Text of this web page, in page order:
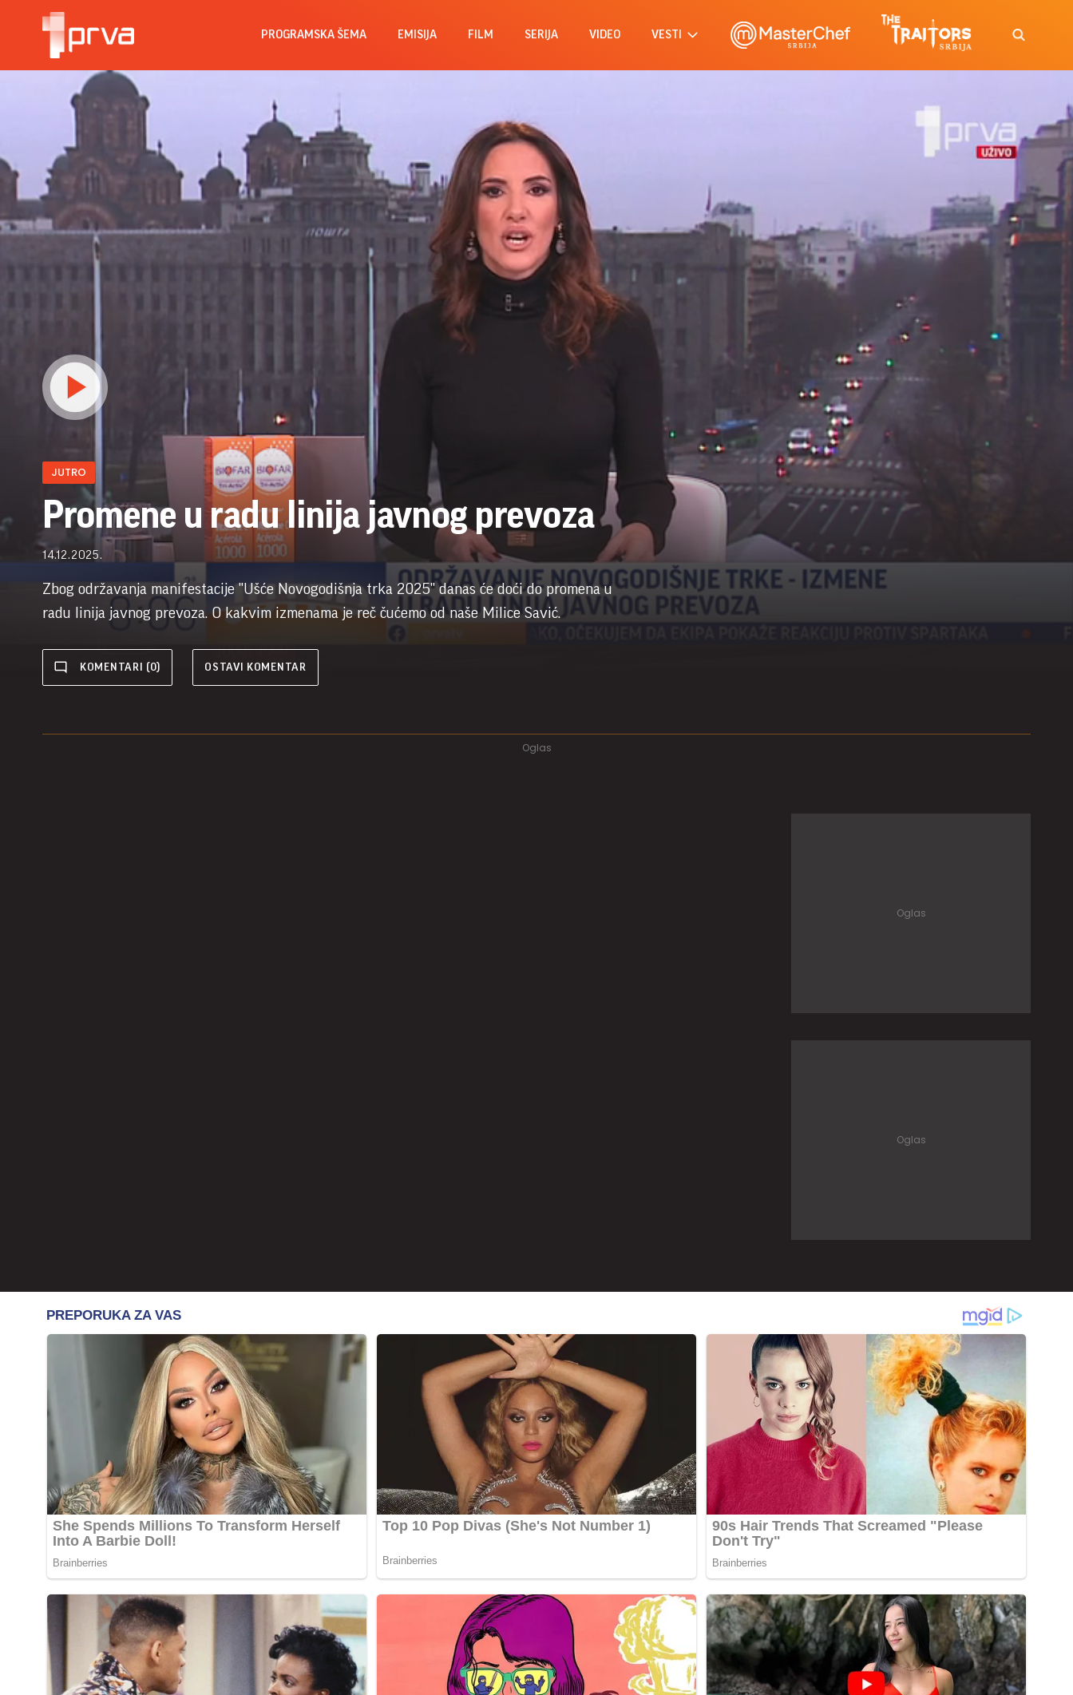
PROGRAMSKA ŠEMA EMISIJA FILM SERIJA VIDEO VESTI
JUTRO
Promene u radu linija javnog prevoza
14.12.2025.
Zbog održavanja manifestacije "Ušće Novogodišnja trka 2025" danas će doći do promena u
radu linija javnog prevoza. O kakvim izmenama je reč čućemo od naše Milice Savić.
KOMENTARI (0) OSTAVI KOMENTAR